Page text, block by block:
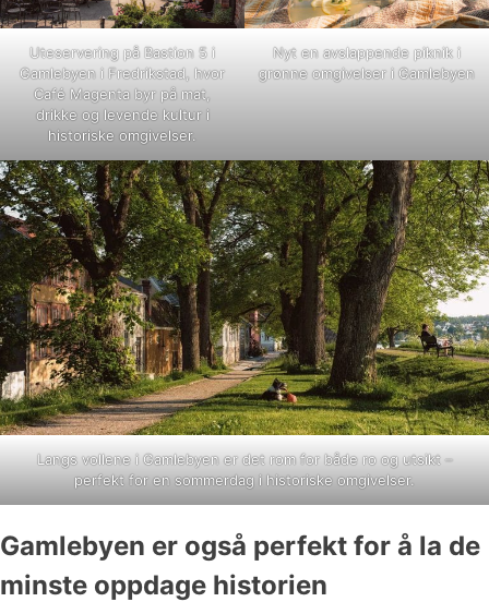
Uteservering på Bastion 5 i
Gamlebyen i Fredrikstad, hvor
Café Magenta byr på mat,
drikke og levende kultur i
historiske omgivelser.
Nyt en avslappende piknik i
grønne omgivelser i Gamlebyen
Langs vollene i Gamlebyen er det rom for både ro og utsikt –
perfekt for en sommerdag i historiske omgivelser.
Gamlebyen er også perfekt for å la de
minste oppdage historien